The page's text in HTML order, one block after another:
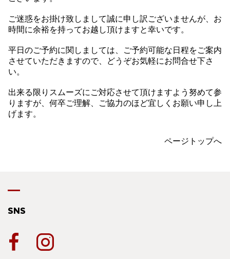
ご迷惑をお掛け致しまして誠に申し訳ございませんが、お
時間に余裕を持ってお越し頂けますと幸いです。
平日のご予約に関しましては、ご予約可能な日程をご案内
させていただきますので、どうぞお気軽にお問合せ下さ
い。
出来る限りスムーズにご対応させて頂けますよう努めて参
りますが、何卒ご理解、ご協力のほど宜しくお願い申し上
げます。
ページトップへ
SNS